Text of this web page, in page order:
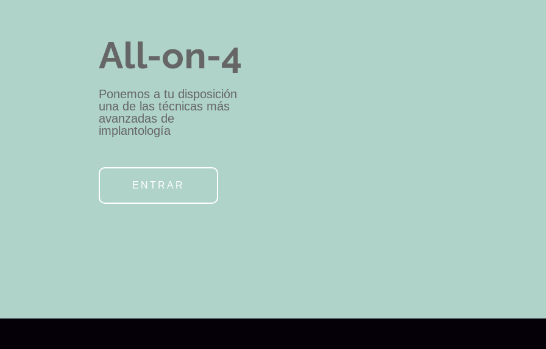
All-on-4
Ponemos a tu disposición
una de las técnicas más
avanzadas de
implantología
ENTRAR